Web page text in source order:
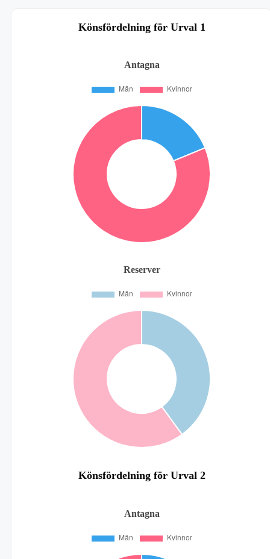
Könsfördelning för Urval 1
Antagna
Reserver
Könsfördelning för Urval 2
Antagna